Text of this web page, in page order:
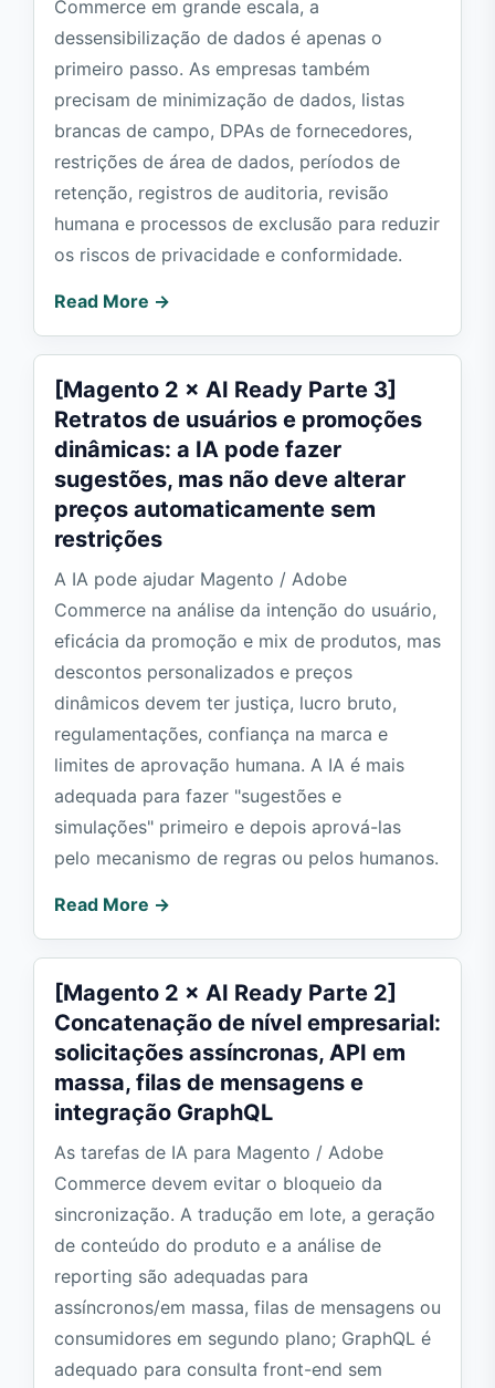
Commerce em grande escala, a
dessensibilização de dados é apenas o
primeiro passo. As empresas também
precisam de minimização de dados, listas
brancas de campo, DPAs de fornecedores,
restrições de área de dados, períodos de
retenção, registros de auditoria, revisão
humana e processos de exclusão para reduzir
os riscos de privacidade e conformidade.
Read More →
[Magento 2 × AI Ready Parte 3]
Retratos de usuários e promoções
dinâmicas: a IA pode fazer
sugestões, mas não deve alterar
preços automaticamente sem
restrições
A IA pode ajudar Magento / Adobe
Commerce na análise da intenção do usuário,
eficácia da promoção e mix de produtos, mas
descontos personalizados e preços
dinâmicos devem ter justiça, lucro bruto,
regulamentações, confiança na marca e
limites de aprovação humana. A IA é mais
adequada para fazer "sugestões e
simulações" primeiro e depois aprová-las
pelo mecanismo de regras ou pelos humanos.
Read More →
[Magento 2 × AI Ready Parte 2]
Concatenação de nível empresarial:
solicitações assíncronas, API em
massa, filas de mensagens e
integração GraphQL
As tarefas de IA para Magento / Adobe
Commerce devem evitar o bloqueio da
sincronização. A tradução em lote, a geração
de conteúdo do produto e a análise de
reporting são adequadas para
assíncronos/em massa, filas de mensagens ou
consumidores em segundo plano; GraphQL é
adequado para consulta front-end sem